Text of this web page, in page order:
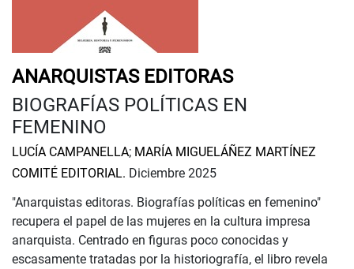
ANARQUISTAS EDITORAS
BIOGRAFÍAS POLÍTICAS EN
FEMENINO
LUCÍA CAMPANELLA; MARÍA MIGUELÁÑEZ MARTÍNEZ
COMITÉ EDITORIAL. Diciembre 2025
"Anarquistas editoras. Biografías políticas en femenino"
recupera el papel de las mujeres en la cultura impresa
anarquista. Centrado en figuras poco conocidas y
escasamente tratadas por la historiografía, el libro revela